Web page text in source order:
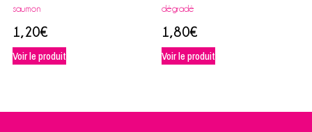
saumon
1,20€
Voir le produit
dégradé
1,80€
Voir le produit